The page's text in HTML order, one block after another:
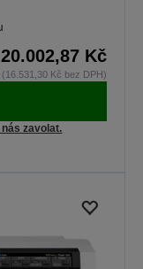
20.002,87 Kč
Kč bez DPH)
zavolat.